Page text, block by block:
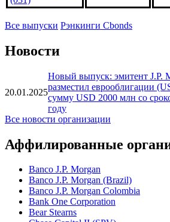
Гонконг, Bonds
24jul2031, EUR
Организатор
Новости
Новый выпуск: эмитент J.P.
разместил еврооблигации
году
Аффилированные
Banco J.P. Morgan